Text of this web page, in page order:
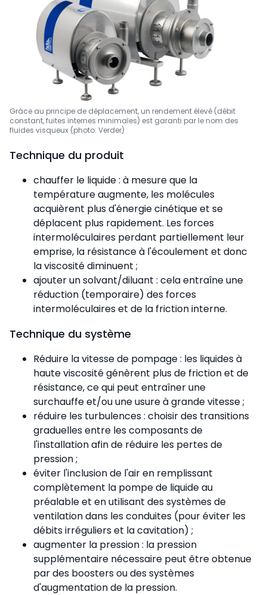
Grâce au principe de déplacement, un rendement élevé (débit
constant, fuites internes minimales) est garanti par le nom des
fluides visqueux (photo: Verder)
Technique du produit
chauffer le liquide : à mesure que la
température augmente, les molécules
acquièrent plus d'énergie cinétique et se
déplacent plus rapidement. Les forces
intermoléculaires perdant partiellement leur
emprise, la résistance à l'écoulement et donc
la viscosité diminuent ;
ajouter un solvant/diluant : cela entraîne une
réduction (temporaire) des forces
intermoléculaires et de la friction interne.
Technique du système
Réduire la vitesse de pompage : les liquides à
haute viscosité génèrent plus de friction et de
résistance, ce qui peut entraîner une
surchauffe et/ou une usure à grande vitesse ;
réduire les turbulences : choisir des transitions
graduelles entre les composants de
l'installation afin de réduire les pertes de
pression ;
éviter l'inclusion de l'air en remplissant
complètement la pompe de liquide au
préalable et en utilisant des systèmes de
ventilation dans les conduites (pour éviter les
débits irréguliers et la cavitation) ;
augmenter la pression : la pression
supplémentaire nécessaire peut être obtenue
par des boosters ou des systèmes
d'augmentation de la pression.